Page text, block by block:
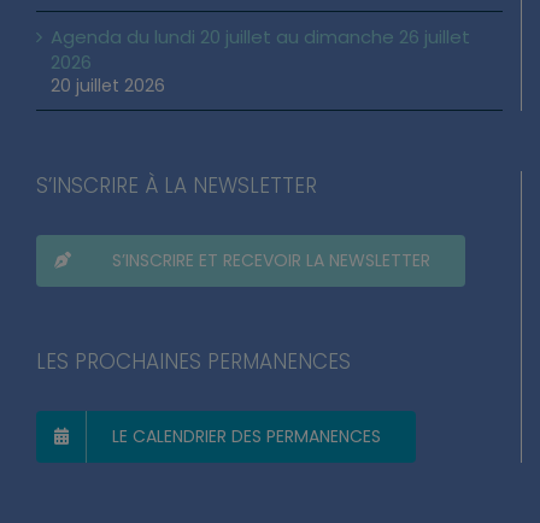
Agenda du lundi 20 juillet au dimanche 26 juillet
2026
20 juillet 2026
S’INSCRIRE À LA NEWSLETTER
S’INSCRIRE ET RECEVOIR LA NEWSLETTER
LES PROCHAINES PERMANENCES
LE CALENDRIER DES PERMANENCES